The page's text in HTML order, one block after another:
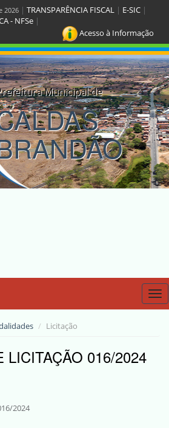
2026 | TRANSPARÊNCIA FISCAL | E-SIC |
- NFSe |
Acesso à Informação
Municipal de
Licitação
LICITAÇÃO 016/2024
2024